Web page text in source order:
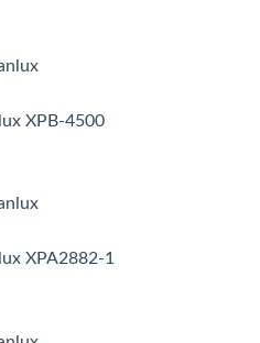
XPB-4500
XPA2882-1